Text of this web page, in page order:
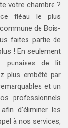
votre chambre ?
fléau le plus
de Bois-
faites partie de
! En seulement
punaises de lit
plus embêté par
et un
professionnels
d’éliminer les
à nos services,